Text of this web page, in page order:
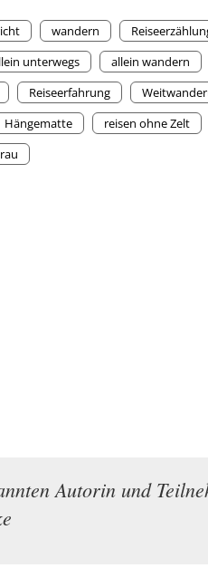
wandern
unterwegs allein wandern
Reiseerfahrung
Hängematte reisen ohne Zelt
Autorin und